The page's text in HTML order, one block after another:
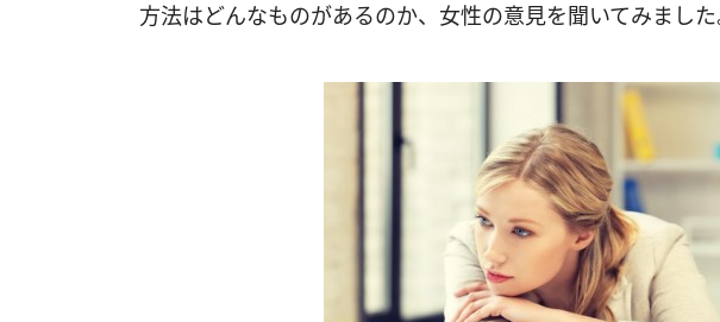
方法はどんなものがあるのか、女性の意見を聞いてみました